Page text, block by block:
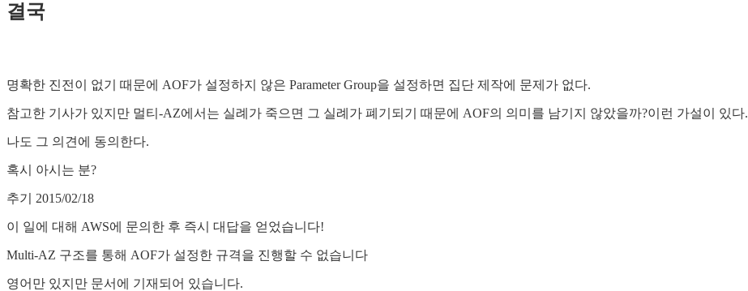
결국
명확한 진전이 없기 때문에 AOF가 설정하지 않은 Parameter Group을 설정하면 집단 제작에 문제가 없다.
참고한 기사가 있지만 멀티-AZ에서는 실례가 죽으면 그 실례가 폐기되기 때문에 AOF의 의미를 남기지 않았을까?이런 가설이 있다.
나도 그 의견에 동의한다.
혹시 아시는 분?
추기 2015/02/18
이 일에 대해 AWS에 문의한 후 즉시 대답을 얻었습니다!
Multi-AZ 구조를 통해 AOF가 설정한 규격을 진행할 수 없습니다
영어만 있지만 문서에 기재되어 있습니다.